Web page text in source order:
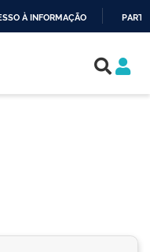
À INFORMAÇÃO